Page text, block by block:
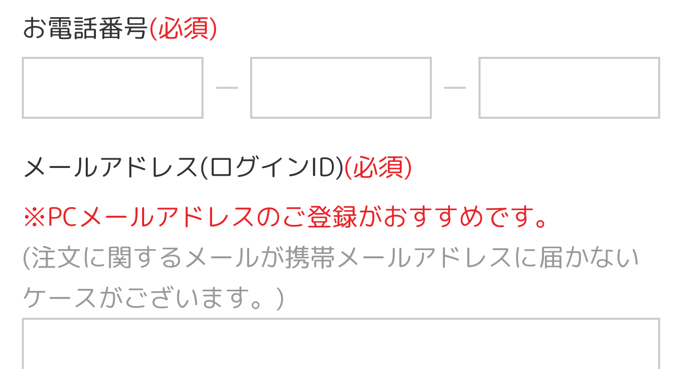
お電話番号(必須)
メールアドレス(ログインID)(必須)
※PCメールアドレスのご登録がおすすめです。
(注文に関するメールが携帯メールアドレスに届かない
ケースがございます。)